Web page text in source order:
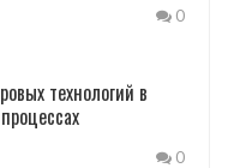
0
технологий в
0